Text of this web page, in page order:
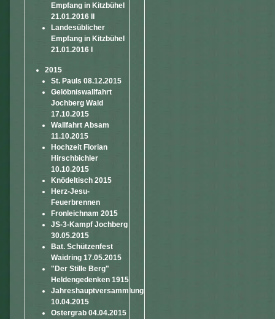
Empfang in Kitzbühel
21.01.2016 II
Landesüblicher
Empfang in Kitzbühel
21.01.2016 I
2015
St. Pauls 08.12.2015
Gelöbniswallfahrt
Jochberg Wald
17.10.2015
Wallfahrt Absam
11.10.2015
Hochzeit Florian
Hirschbichler
10.10.2015
Knödeltisch 2015
Herz-Jesu-
Feuerbrennen
Fronleichnam 2015
JS-3-Kampf Jochberg
30.05.2015
Bat. Schützenfest
Waidring 17.05.2015
"Der Stille Berg"
Heldengedenken 1915
Jahreshauptversammlung
10.04.2015
Ostergrab 04.04.2015